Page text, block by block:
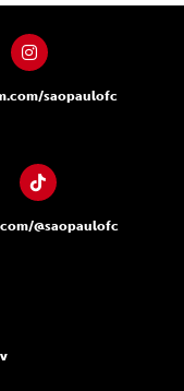
saopaulofc
@saopaulofc